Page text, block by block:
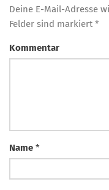
Deine E-Mail-Adresse
Felder sind markiert *
Kommentar
Name *